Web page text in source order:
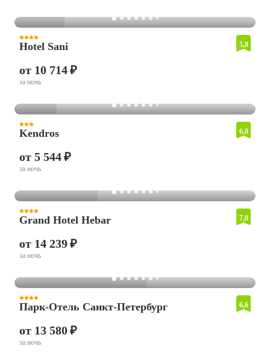
Hotel Sani 5,8
от 10 714 ₽
за ночь
Kendros 6,0
от 5 544 ₽
за ночь
Grand Hotel Hebar 7,0
от 14 239 ₽
за ночь
Парк-Отель Санкт-Петербург 6,6
от 13 580 ₽
за ночь